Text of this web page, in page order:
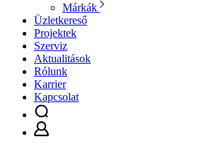
Márkák
Üzletkereső
Projektek
Szerviz
Aktualitások
Rólunk
Karrier
Kapcsolat